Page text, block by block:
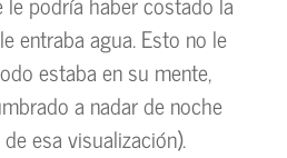
entraba agua. Esto no le
estaba en su mente,
a nadar de noche
esa visualización).